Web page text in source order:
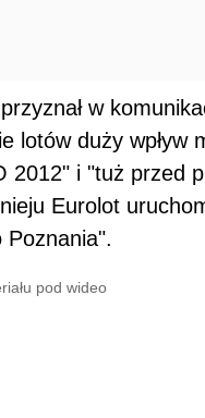
w
lotów duży wpływ
2012" i "tuż przed
Eurolot
Poznania".
pod wideo